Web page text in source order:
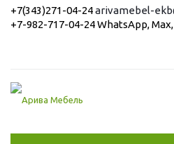
+7(343)271-04-24arivamebel-
+7-982-717-04-24 WhatsApp,